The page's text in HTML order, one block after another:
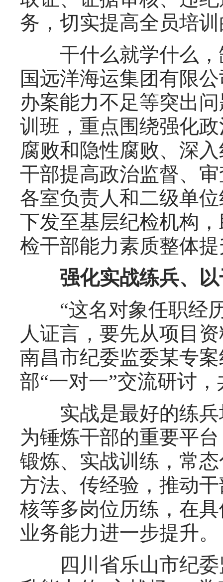
务，切实提高全员培
干什么就学什么，
国远洋海运集团有限
办案能力不足等突出
训班，重点围绕强化
腐败和隐性腐败、深
干部提高政治监督、
各室负责人和二级单
下发至基层纪检机构
检干部能力素质整体
强化实战练兵、以
“这名对象任职经历
人证言，要先从项目
南昌市纪委监委某专
部“一对一”交流研讨
实战是最好的练兵
为锤炼干部的重要平
锻炼、实战训练，常
方法、传经验，推动
核等多岗位历练，在
业务能力进一步提升。
四川省乐山市纪委